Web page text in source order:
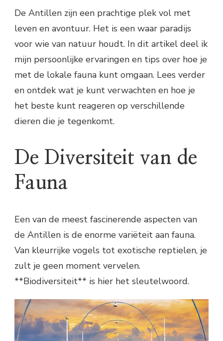
De Antillen zijn een prachtige plek vol met
leven en avontuur. Het is een waar paradijs
voor wie van natuur houdt. In dit artikel deel ik
mijn persoonlijke ervaringen en tips over hoe je
met de lokale fauna kunt omgaan. Lees verder
en ontdek wat je kunt verwachten en hoe je
het beste kunt reageren op verschillende
dieren die je tegenkomt.
De Diversiteit van de
Fauna
Een van de meest fascinerende aspecten van
de Antillen is de enorme variëteit aan fauna.
Van kleurrijke vogels tot exotische reptielen, je
zult je geen moment vervelen.
**Biodiversiteit** is hier het sleutelwoord.